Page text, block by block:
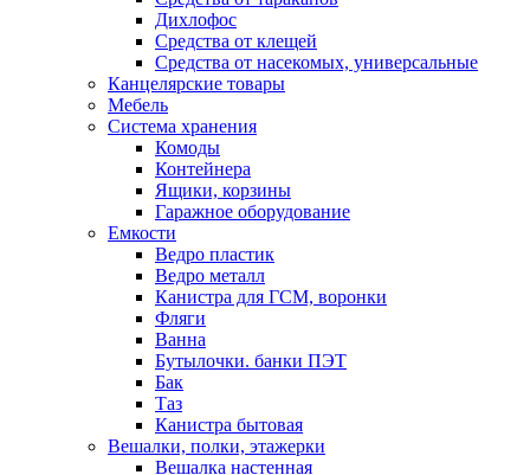
Дихлофос
Средства от клещей
Средства от насекомых, универсальные
Канцелярские товары
Мебель
Система хранения
Комоды
Контейнера
Ящики, корзины
Гаражное оборудование
Емкости
Ведро пластик
Ведро металл
Канистра для ГСМ, воронки
Фляги
Ванна
Бутылочки. банки ПЭТ
Бак
Таз
Канистра бытовая
Вешалки, полки, этажерки
Вешалка настенная